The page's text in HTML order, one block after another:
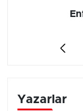
Yazarlar